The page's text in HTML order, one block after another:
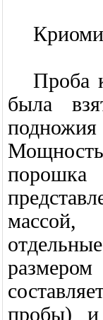
Проба
была
пробы) и